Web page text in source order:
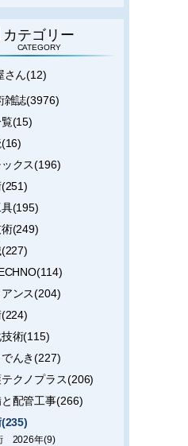
カテゴリー
CATEGORY
さん(12)
雑誌(3976)
(15)
クス(196)
(195)
(249)
ンス(204)
術(115)
んき(227)
クノプラス(206)
配管工事(266)
2026年(9)